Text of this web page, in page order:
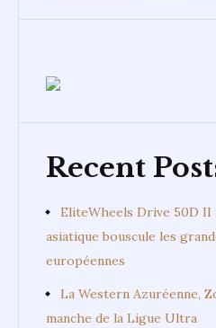
Recent
EliteWheels Drive 50D II
asiatique bouscule les
européennes
La Western Azuréenne,
manche de la Ligue Ultra